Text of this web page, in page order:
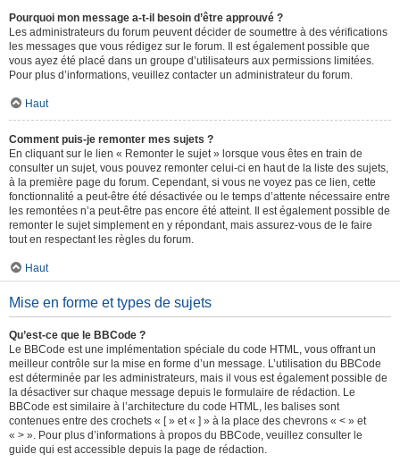
Pourquoi mon message a-t-il besoin d’être approuvé ?
Les administrateurs du forum peuvent décider de soumettre à des vérifications
les messages que vous rédigez sur le forum. Il est également possible que
vous ayez été placé dans un groupe d’utilisateurs aux permissions limitées.
Pour plus d’informations, veuillez contacter un administrateur du forum.
Haut
Comment puis-je remonter mes sujets ?
En cliquant sur le lien « Remonter le sujet » lorsque vous êtes en train de
consulter un sujet, vous pouvez remonter celui-ci en haut de la liste des sujets,
à la première page du forum. Cependant, si vous ne voyez pas ce lien, cette
fonctionnalité a peut-être été désactivée ou le temps d’attente nécessaire entre
les remontées n’a peut-être pas encore été atteint. Il est également possible de
remonter le sujet simplement en y répondant, mais assurez-vous de le faire
tout en respectant les règles du forum.
Haut
Mise en forme et types de sujets
Qu’est-ce que le BBCode ?
Le BBCode est une implémentation spéciale du code HTML, vous offrant un
meilleur contrôle sur la mise en forme d’un message. L’utilisation du BBCode
est déterminée par les administrateurs, mais il vous est également possible de
la désactiver sur chaque message depuis le formulaire de rédaction. Le
BBCode est similaire à l’architecture du code HTML, les balises sont
contenues entre des crochets « [ » et « ] » à la place des chevrons « < » et
« > ». Pour plus d’informations à propos du BBCode, veuillez consulter le
guide qui est accessible depuis la page de rédaction.